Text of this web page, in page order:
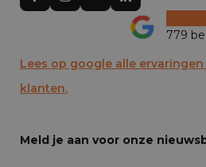
779
Lees op google alle
klanten.
Meld je aan voor onze